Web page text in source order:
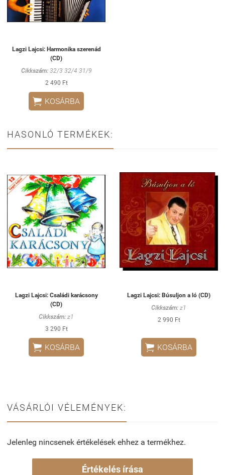
Lagzi Lajcsi: Harmonika szerenád
(CD)
Cikkszám:32/3 32/4 31/9
2 490 Ft
 KOSÁRBA
HASONLÓ TERMÉKEK:
Lagzi Lajcsi: Családi karácsony
(CD)
Cikkszám: z1
3 290 Ft
 KOSÁRBA
Lagzi Lajcsi: Búsuljon a ló (CD)
Cikkszám: z1
2 990 Ft
 KOSÁRBA
VÁSÁRLÓI VÉLEMÉNYEK:
Jelenleg nincsenek értékelések ehhez a termékhez.
Értékelés írása